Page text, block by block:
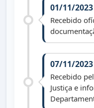
01/11/2023
Recebido
07/11/2023
Recebido
Justiça e